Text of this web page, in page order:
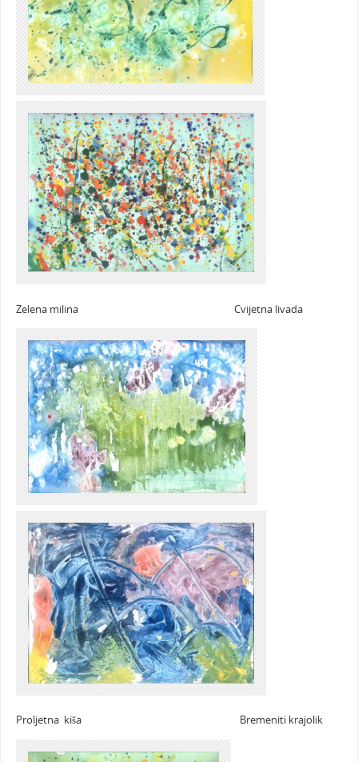
Zelena milina Cvijetna livada
Proljetna kiša Bremeniti krajolik